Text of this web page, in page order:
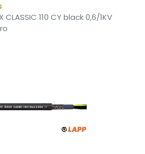
CLASSIC 110 CY black 0,6/1KV